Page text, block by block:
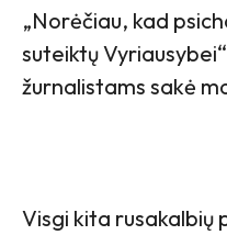
„Norėčiau, kad
suteiktų
žurnalistams sakė
Visgi kita rusakalbių